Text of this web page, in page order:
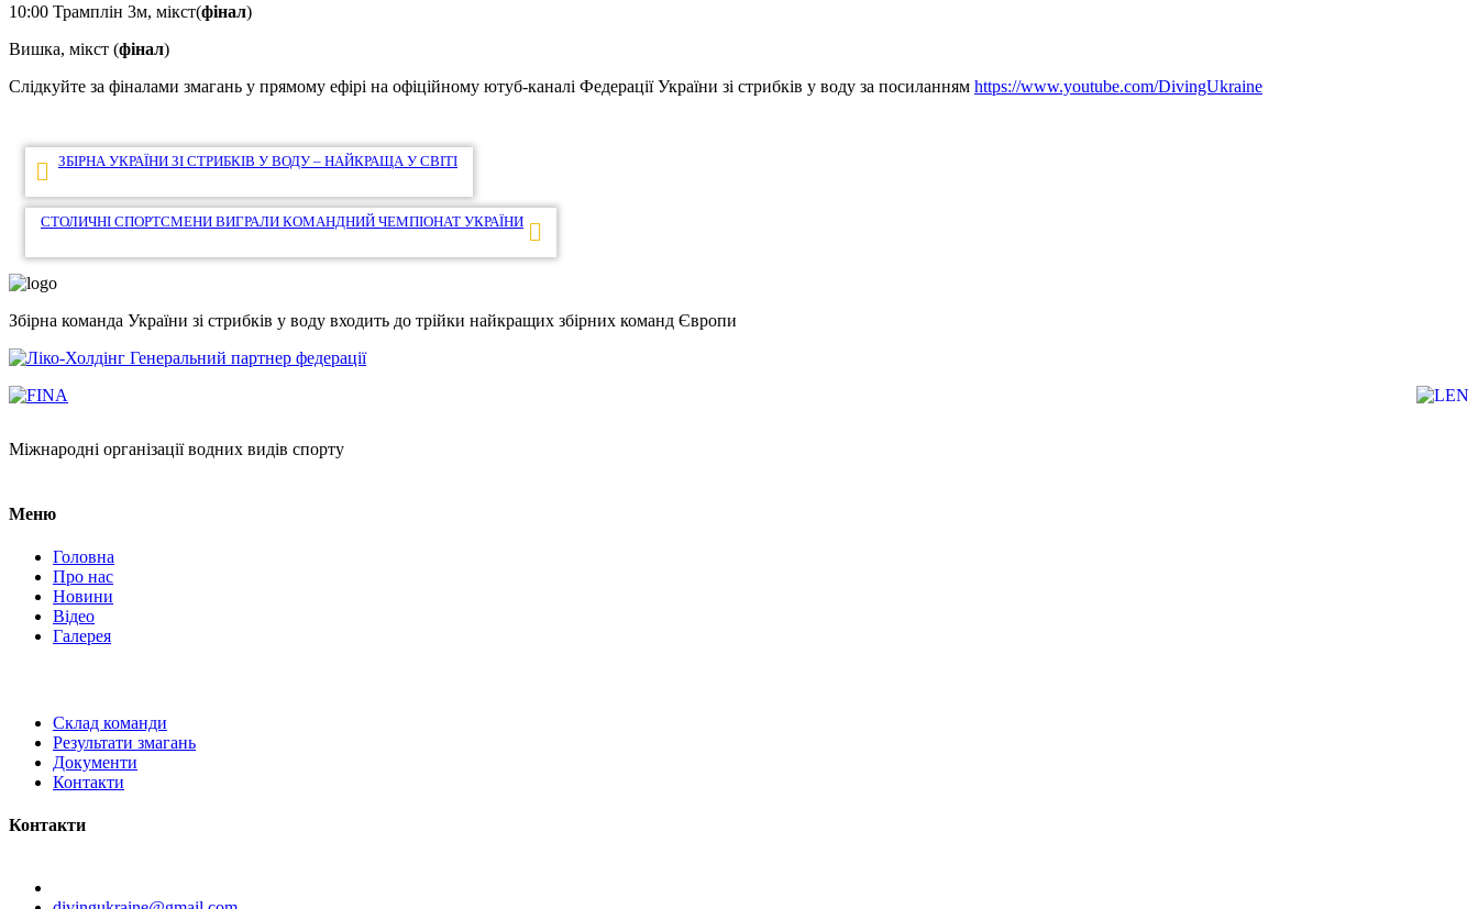
10:00 Трамплін 3м, мікст(фінал)
Вишка, мікст (фінал)
Слідкуйте за фіналами змагань у прямому ефірі на офіційному ютуб-каналі Федерації України зі стрибків у воду за посиланням https://www.youtube.com/DivingUkraine
Навігація
записів
ЗБІРНА УКРАЇНИ ЗІ СТРИБКІВ У ВОДУ – НАЙКРАЩА У СВІТІ
СТОЛИЧНІ СПОРТСМЕНИ ВИГРАЛИ КОМАНДНИЙ ЧЕМПІОНАТ УКРАЇНИ
Збірна команда України зі стрибків у воду входить до трійки найкращих збірних команд Європи
Генеральний партнер федерації
Міжнародні організації водних видів спорту
Меню
Головна
Про нас
Новини
Відео
Галерея
Склад команди
Результати змагань
Документи
Контакти
Контакти